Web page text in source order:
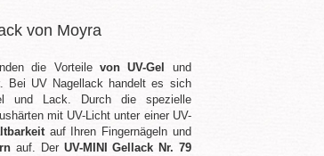
von Moyra
die Vorteile von UV-Gel
und
. Bei UV Nagellack handelt es sich
und Lack. Durch die spezielle
mit UV-Licht unter einer UV-
auf Ihren Fingernägeln und
auf. Der UV-MINI Gellack Nr. 79